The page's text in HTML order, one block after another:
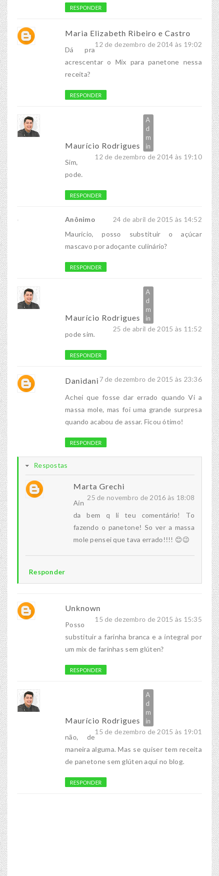
RESPONDER
Maria Elizabeth Ribeiro e Castro
12 de dezembro de 2014 às 19:02
Dá pra
acrescentar o Mix para panetone nessa
receita?
RESPONDER
Maurício Rodrigues
12 de dezembro de 2014 às 19:10
Sim,
pode.
RESPONDER
Anônimo
24 de abril de 2015 às 14:52
Mauricio, posso substituir o açúcar
mascavo por adoçante culinário?
RESPONDER
Maurício Rodrigues
25 de abril de 2015 às 11:52
pode sim.
RESPONDER
Danidani7 de dezembro de 2015 às 23:36
Achei que fosse dar errado quando Vi a
massa mole, mas foi uma grande surpresa
quando acabou de assar. Ficou ótimo!
RESPONDER
Respostas
Marta Grechi
25 de novembro de 2016 às 18:08
Ain
da bem q li teu comentário! To
fazendo o panetone! So ver a massa
mole pensei que tava errado!!!! 😊😉
Responder
Unknown
15 de dezembro de 2015 às 15:35
Posso
substituir a farinha branca e a integral por
um mix de farinhas sem glúten?
RESPONDER
Maurício Rodrigues
15 de dezembro de 2015 às 19:01
não, de
maneira alguma. Mas se quiser tem receita
de panetone sem glúten aqui no blog.
RESPONDER